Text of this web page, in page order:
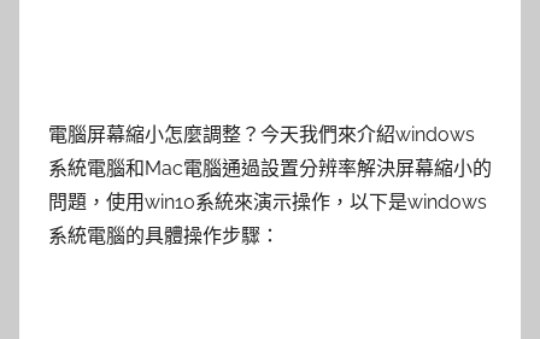
電腦屏幕縮小怎麼調整？今天我們來介紹windows
系統電腦和Mac電腦通過設置分辨率解決屏幕縮小的
問題，使用win10系統來演示操作，以下是windows
系統電腦的具體操作步驟：